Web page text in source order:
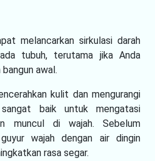
melancarkan sirkulasi darah
tubuh, terutama jika Anda
awal.
kulit dan mengurangi
sangat baik untuk mengatasi
muncul di wajah. Sebelum
wajah dengan air dingin
rasa segar.